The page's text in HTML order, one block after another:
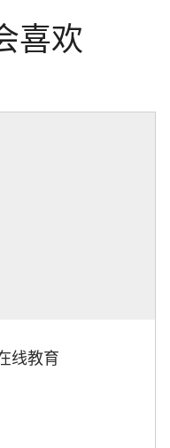
喜欢
线教育